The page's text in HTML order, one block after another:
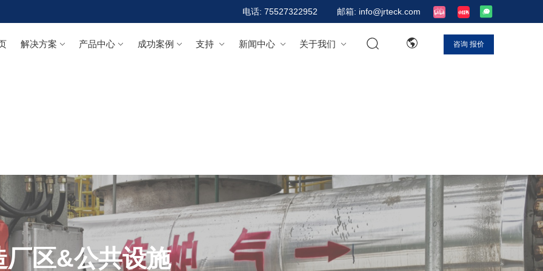
电话: 75527322952 邮箱: info@jrteck.com
解决方案 产品中心 成功案例 支持 新闻中心 关于我们 咨询 报价
厂区&公共设施